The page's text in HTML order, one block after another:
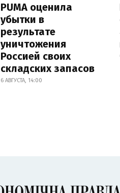
PUMA оценила
убытки в
результате
уничтожения
Россией своих
складских запасов
6 АВГУСТА, 14:00